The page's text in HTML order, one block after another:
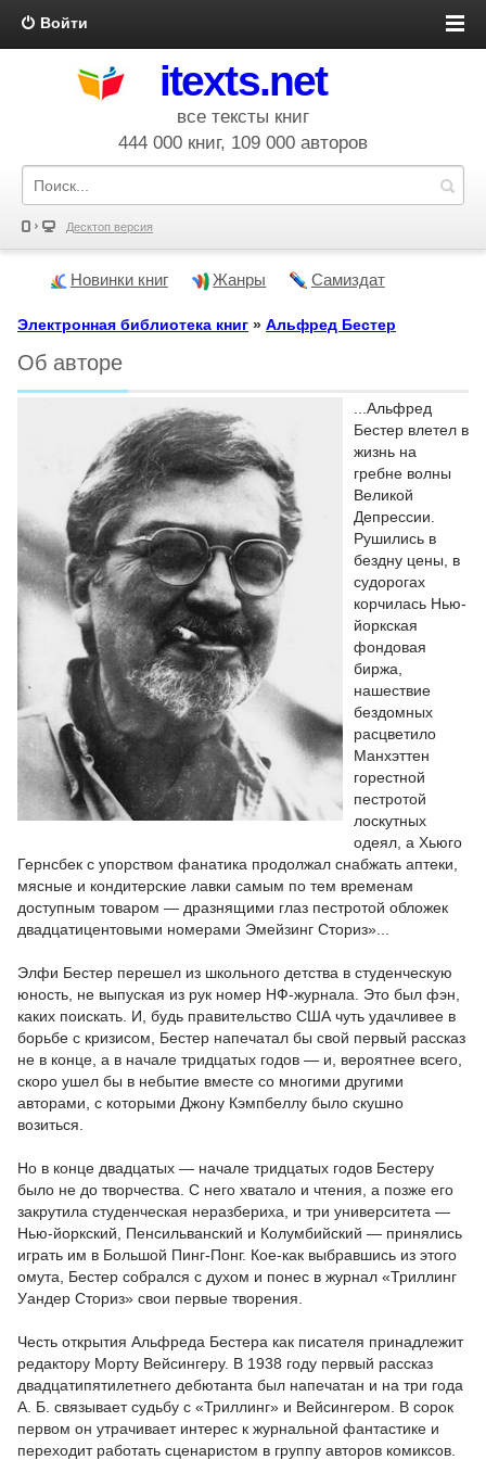
Войти
itexts.net
все тексты книг
444 000 книг, 109 000 авторов
Десктоп версия
Новинки книг Жанры Самиздат
Электронная библиотека книг » Альфред Бестер
Об авторе
...Альфред
Бестер влетел в
жизнь на
гребне волны
Великой
Депрессии.
Рушились в
бездну цены, в
судорогах
корчилась Нью-
йоркская
фондовая
биржа,
нашествие
бездомных
расцветило
Манхэттен
горестной
пестротой
лоскутных
одеял, а Хьюго
Гернсбек с упорством фанатика продолжал снабжать аптеки,
мясные и кондитерские лавки самым по тем временам
доступным товаром — дразнящими глаз пестротой обложек
двадцатицентовыми номерами Эмейзинг Сториз»...
Элфи Бестер перешел из школьного детства в студенческую
юность, не выпуская из рук номер НФ-журнала. Это был фэн,
каких поискать. И, будь правительство США чуть удачливее в
борьбе с кризисом, Бестер напечатал бы свой первый рассказ
не в конце, а в начале тридцатых годов — и, вероятнее всего,
скоро ушел бы в небытие вместе со многими другими
авторами, с которыми Джону Кэмпбеллу было скушно
возиться.
Но в конце двадцатых — начале тридцатых годов Бестеру
было не до творчества. С него хватало и чтения, а позже его
закрутила студенческая неразбериха, и три университета —
Нью-йоркский, Пенсильванский и Колумбийский — принялись
играть им в Большой Пинг-Понг. Кое-как выбравшись из этого
омута, Бестер собрался с духом и понес в журнал «Триллинг
Уандер Сториз» свои первые творения.
Честь открытия Альфреда Бестера как писателя принадлежит
редактору Морту Вейсингеру. В 1938 году первый рассказ
двадцатипятилетнего дебютанта был напечатан и на три года
А. Б. связывает судьбу с «Триллинг» и Вейсингером. В сорок
первом он утрачивает интерес к журнальной фантастике и
переходит работать сценаристом в группу авторов комиксов.